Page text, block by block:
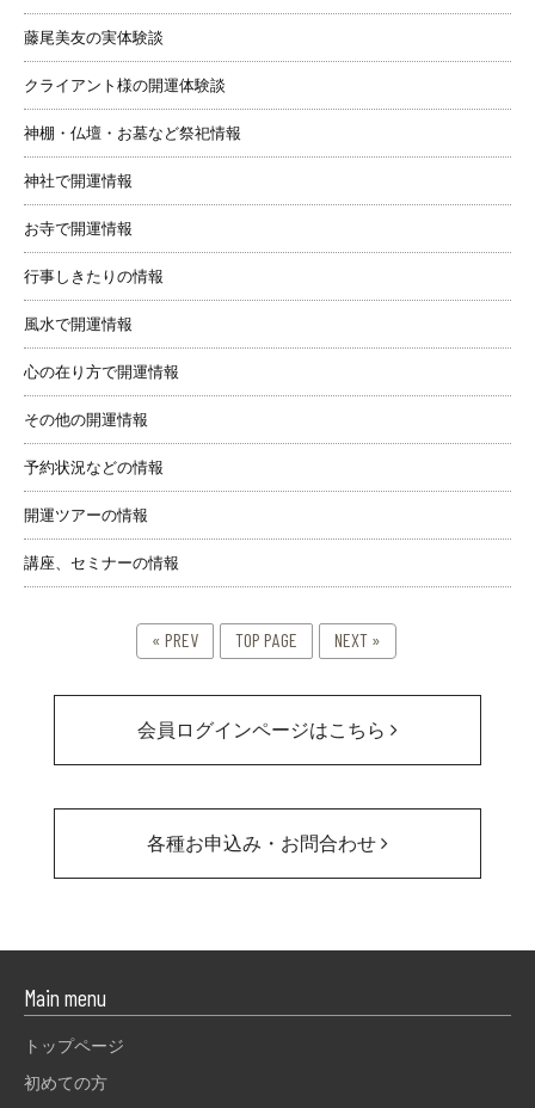
藤尾美友の実体験談
クライアント様の開運体験談
神棚・仏壇・お墓など祭祀情報
神社で開運情報
お寺で開運情報
行事しきたりの情報
風水で開運情報
心の在り方で開運情報
その他の開運情報
予約状況などの情報
開運ツアーの情報
講座、セミナーの情報
« PREV TOP PAGE NEXT »
会員ログインページはこちら
各種お申込み・お問合わせ
Main menu
トップページ
初めての方